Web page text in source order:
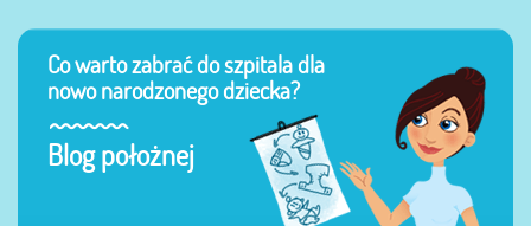
Co warto zabrać do szpitala dla
nowo narodzonego dziecka?
Blog położnej